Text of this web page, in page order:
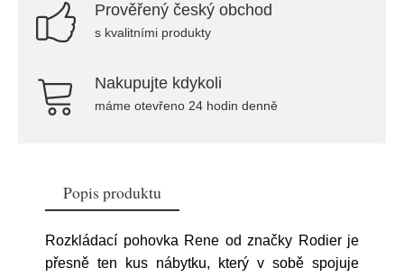
Prověřený český obchod
s kvalitními produkty
Nakupujte kdykoli
máme otevřeno 24 hodin denně
Popis produktu
Rozkládací pohovka Rene od značky Rodier je
přesně ten kus nábytku, který v sobě spojuje